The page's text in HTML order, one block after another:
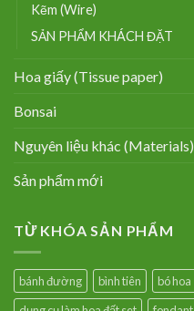
Kẽm (Wire)
SẢN PHẨM KHÁCH ĐẶT
Hoa giấy (Tissue paper)
Bonsai
Nguyên liệu khác (Materials)
Sản phẩm mới
TỪ KHÓA SẢN PHẨM
bánh đường bình tiên bó hoa